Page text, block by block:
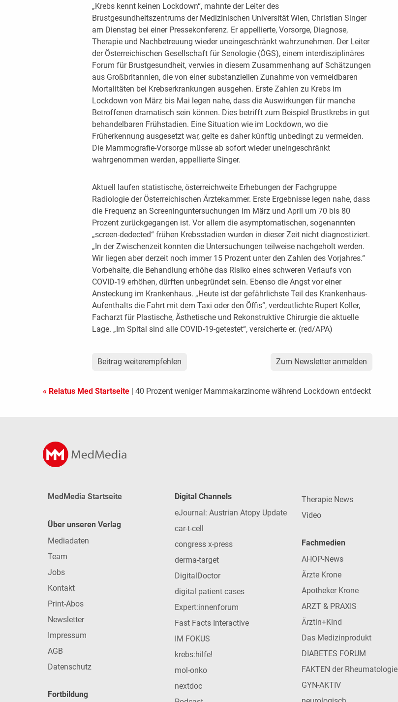
„Krebs kennt keinen Lockdown“, mahnte der Leiter des
Brustgesundheitszentrums der Medizinischen Universität Wien, Christian Singer
am Dienstag bei einer Pressekonferenz. Er appellierte, Vorsorge, Diagnose,
Therapie und Nachbetreuung wieder uneingeschränkt wahrzunehmen. Der Leiter
der Österreichischen Gesellschaft für Senologie (ÖGS), einem interdisziplinäres
Forum für Brustgesundheit, verwies in diesem Zusammenhang auf Schätzungen
aus Großbritannien, die von einer substanziellen Zunahme von vermeidbaren
Mortalitäten bei Krebserkrankungen ausgehen. Erste Zahlen zu Krebs im
Lockdown von März bis Mai legen nahe, dass die Auswirkungen für manche
Betroffenen dramatisch sein können. Dies betrifft zum Beispiel Brustkrebs in gut
behandelbaren Frühstadien. Eine Situation wie im Lockdown, wo die
Früherkennung ausgesetzt war, gelte es daher künftig unbedingt zu vermeiden.
Die Mammografie-Vorsorge müsse ab sofort wieder uneingeschränkt
wahrgenommen werden, appellierte Singer.
Aktuell laufen statistische, österreichweite Erhebungen der Fachgruppe
Radiologie der Österreichischen Ärztekammer. Erste Ergebnisse legen nahe, dass
die Frequenz an Screeninguntersuchungen im März und April um 70 bis 80
Prozent zurückgegangen ist. Vor allem die asymptomatischen, sogenannten
„screen-dedected“ frühen Krebsstadien wurden in dieser Zeit nicht diagnostiziert.
„In der Zwischenzeit konnten die Untersuchungen teilweise nachgeholt werden.
Wir liegen aber derzeit noch immer 15 Prozent unter den Zahlen des Vorjahres.“
Vorbehalte, die Behandlung erhöhe das Risiko eines schweren Verlaufs von
COVID-19 erhöhen, dürften unbegründet sein. Ebenso die Angst vor einer
Ansteckung im Krankenhaus. „Heute ist der gefährlichste Teil des Krankenhaus-
Aufenthalts die Fahrt mit dem Taxi oder den Öffis“, verdeutlichte Rupert Koller,
Facharzt für Plastische, Ästhetische und Rekonstruktive Chirurgie die aktuelle
Lage. „Im Spital sind alle COVID-19-getestet“, versicherte er. (red/APA)
Beitrag weiterempfehlen Zum Newsletter anmelden
« Relatus Med Startseite | 40 Prozent weniger Mammakarzinome während Lockdown entdeckt
MedMedia Startseite
Über unseren Verlag
Mediadaten
Team
Jobs
Kontakt
Print-Abos
Newsletter
Impressum
AGB
Datenschutz
Fortbildung
Digital Channels
eJournal: Austrian Atopy Update
car-t-cell
congress x-press
derma-target
DigitalDoctor
digital patient cases
Expert:innenforum
Fast Facts Interactive
IM FOKUS
krebs:hilfe!
mol-onko
nextdoc
Therapie News
Video
Fachmedien
AHOP-News
Ärzte Krone
Apotheker Krone
ARZT & PRAXIS
Ärztin+Kind
Das Medizinprodukt
DIABETES FORUM
FAKTEN der Rheumatologie
GYN-AKTIV